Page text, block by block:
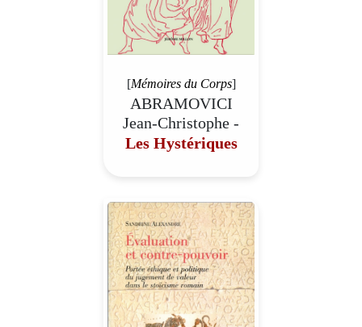
[Mémoires du Corps]
ABRAMOVICI
Jean-Christophe -
Les Hystériques